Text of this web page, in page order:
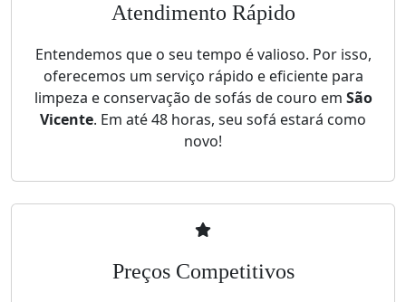
Atendimento Rápido
Entendemos que o seu tempo é valioso. Por isso,
oferecemos um serviço rápido e eficiente para
limpeza e conservação de sofás de couro em São
Vicente. Em até 48 horas, seu sofá estará como
novo!
Preços Competitivos